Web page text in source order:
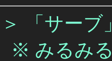
＞
「サー
みるみる